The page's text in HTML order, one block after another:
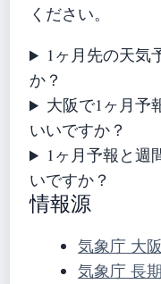
ください。
1ヶ月先の天気
か？
大阪で1ヶ月予
いいですか？
1ヶ月予報と週
いですか？
情報源
気象庁 大
気象庁 長